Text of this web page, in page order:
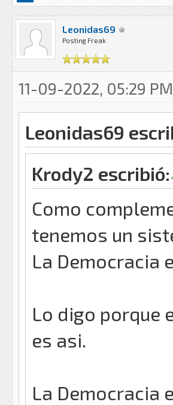
Leonidas69
Posting Freak
11-09-2022, 05:29 PM
Leonidas69
Krody2 escribió:
Como
tenemos un
La Democracia
Lo digo porque
es asi.
La Democracia